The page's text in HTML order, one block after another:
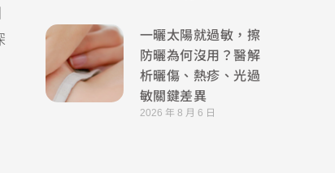
一曬太陽就過敏，擦
防曬為何沒用？醫解
析曬傷、熱疹、光過
敏關鍵差異
2026 年 8 月 6 日